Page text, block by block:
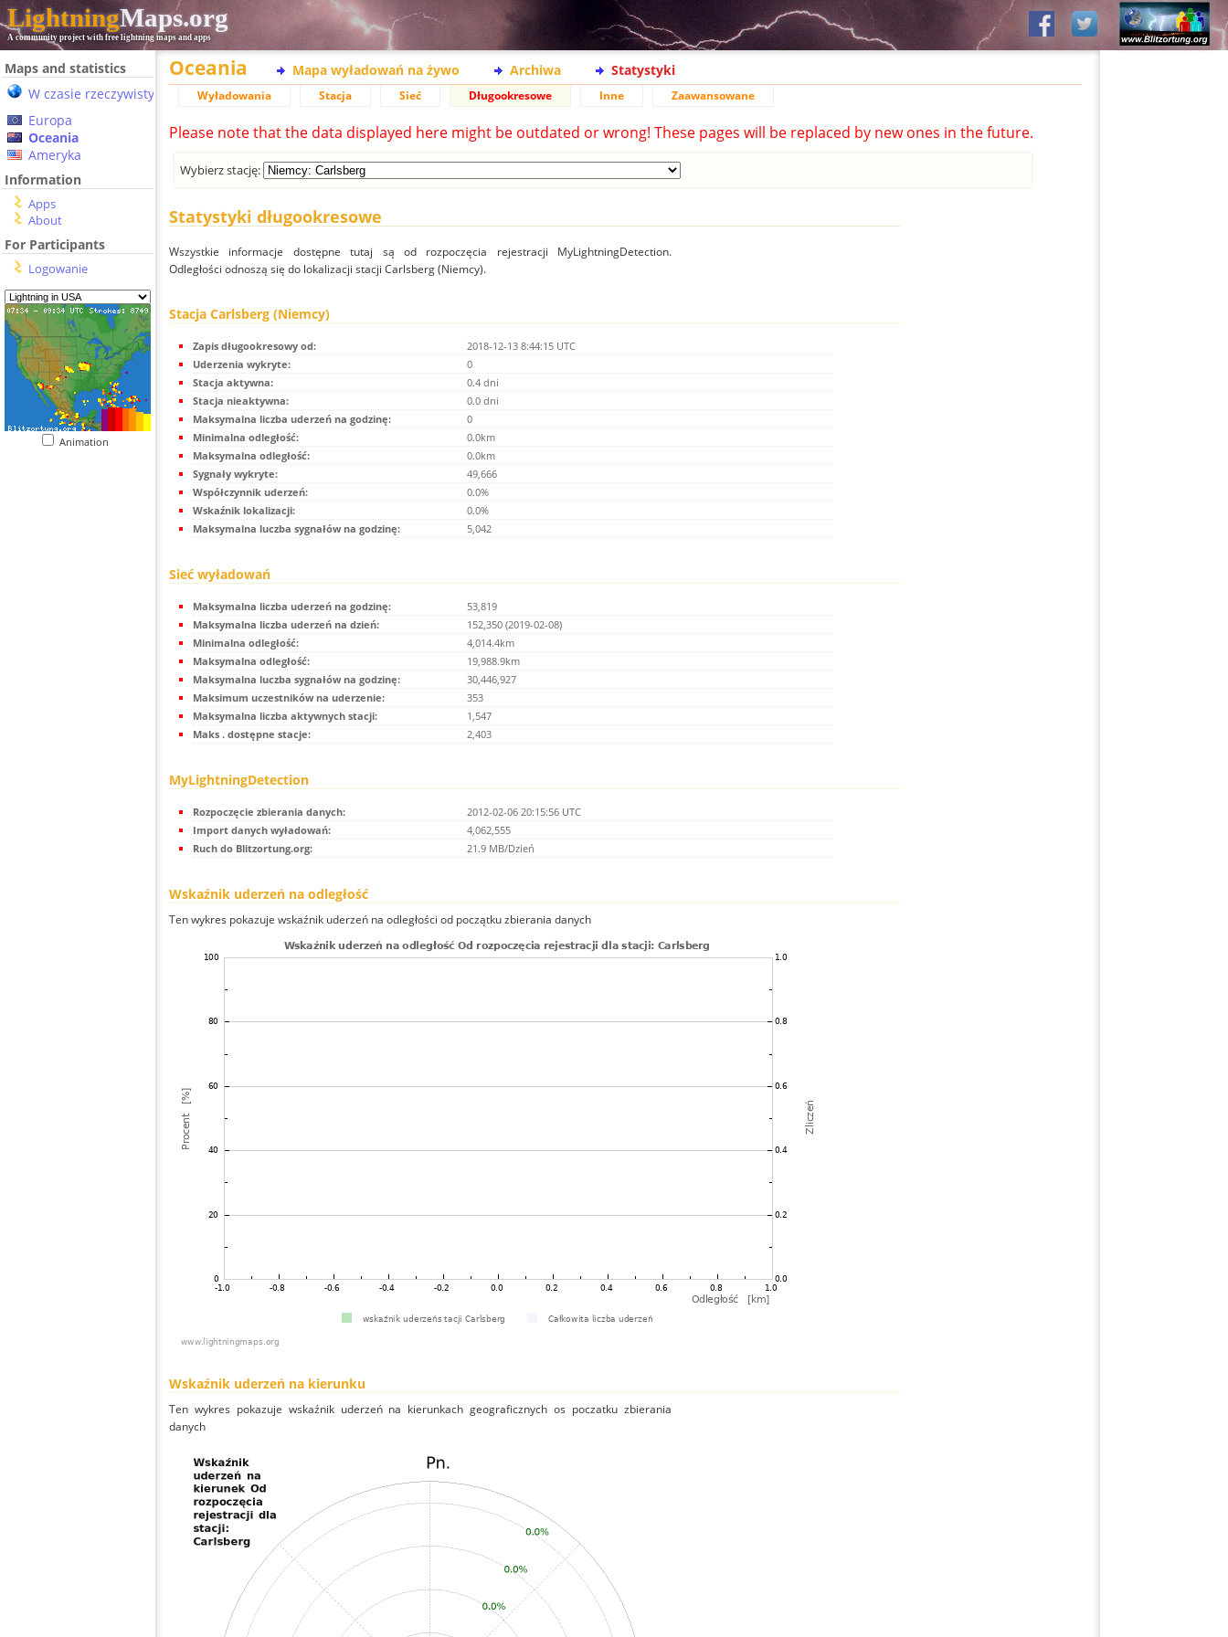
LightningMaps.org
A community project with free lightning maps and apps
Maps and statistics
W czasie rzeczywistym
Europa
Oceania
Ameryka
Information
Apps
About
For Participants
Logowanie
Animation
Oceania Mapa wyładowań na żywo Archiwa Statystyki
Wyładowania Stacja Sieć Długookresowe Inne Zaawansowane
Please note that the data displayed here might be outdated or wrong! These pages will be replaced by new ones in the future.
Wybierz stację:
Statystyki długookresowe
Wszystkie informacje dostępne tutaj są od rozpoczęcia rejestracji MyLightningDetection.
Odległości odnoszą się do lokalizacji stacji Carlsberg (Niemcy).
Stacja Carlsberg (Niemcy)
Zapis długookresowy od:
2018-12-13 8:44:15 UTC
Uderzenia wykryte:
0
Stacja aktywna:
0.4 dni
Stacja nieaktywna:
0.0 dni
Maksymalna liczba uderzeń na godzinę:
0
Minimalna odległość:
0.0km
Maksymalna odległość:
0.0km
Sygnały wykryte:
49,666
Współczynnik uderzeń:
0.0%
Wskaźnik lokalizacji:
0.0%
Maksymalna luczba sygnałów na godzinę:
5,042
Sieć wyładowań
Maksymalna liczba uderzeń na godzinę:
53,819
Maksymalna liczba uderzeń na dzień:
152,350 (2019-02-08)
Minimalna odległość:
4,014.4km
Maksymalna odległość:
19,988.9km
Maksymalna luczba sygnałów na godzinę:
30,446,927
Maksimum uczestników na uderzenie:
353
Maksymalna liczba aktywnych stacji:
1,547
Maks . dostępne stacje:
2,403
MyLightningDetection
Rozpoczęcie zbierania danych:
2012-02-06 20:15:56 UTC
Import danych wyładowań:
4,062,555
Ruch do Blitzortung.org:
21.9 MB/Dzień
Wskaźnik uderzeń na odległość
Ten wykres pokazuje wskaźnik uderzeń na odległości od początku zbierania danych
Wskaźnik uderzeń na kierunku
Ten wykres pokazuje wskaźnik uderzeń na kierunkach geograficznych os poczatku zbierania
danych